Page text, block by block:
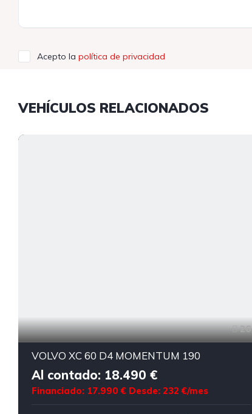
Acepto la política de privacidad
VEHÍCULOS RELACIONADOS
26
VOLVO XC 60 D4 MOMENTUM 190
Al contado: 18.490 €
Financiado: 17.990 € Desde: 232 €/mes